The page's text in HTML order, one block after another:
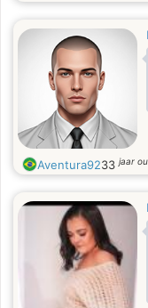
Aventura9233jaar